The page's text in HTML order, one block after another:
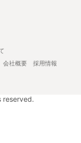
会社概要
採用情報
reserved.